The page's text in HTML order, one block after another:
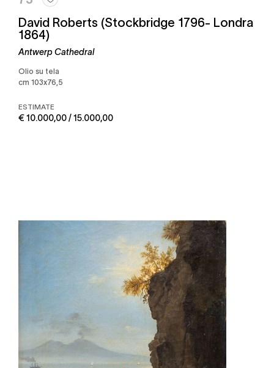
David Roberts (Stockbridge 1796- Londra
1864)
Antwerp Cathedral
Olio su tela
cm 103x76,5
ESTIMATE
€ 10.000,00 / 15.000,00